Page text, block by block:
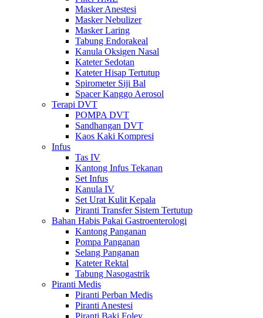
Masker Anestesi
Masker Nebulizer
Masker Laring
Tabung Endorakeal
Kanula Oksigen Nasal
Kateter Sedotan
Kateter Hisap Tertutup
Spirometer Siji Bal
Spacer Kanggo Aerosol
Terapi DVT
POMPA DVT
Sandhangan DVT
Kaos Kaki Kompresi
Infus
Tas IV
Kantong Infus Tekanan
Set Infus
Kanula IV
Set Urat Kulit Kepala
Piranti Transfer Sistem Tertutup
Bahan Habis Pakai Gastroenterologi
Kantong Panganan
Pompa Panganan
Selang Panganan
Kateter Rektal
Tabung Nasogastrik
Piranti Medis
Piranti Perban Medis
Piranti Anestesi
Piranti Baki Foley